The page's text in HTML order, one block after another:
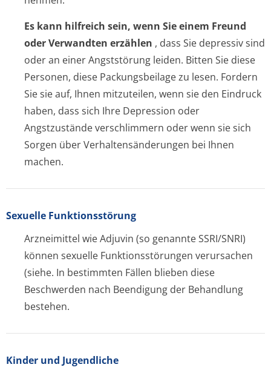
Es kann hilfreich sein, wenn Sie einem Freund
oder Verwandten erzählen , dass Sie depressiv sind
oder an einer Angststörung leiden. Bitten Sie diese
Personen, diese Packungsbeilage zu lesen. Fordern
Sie sie auf, Ihnen mitzuteilen, wenn sie den Eindruck
haben, dass sich Ihre Depression oder
Angstzustände verschlimmern oder wenn sie sich
Sorgen über Verhaltensände­rungen bei Ihnen
machen.
Sexuelle Funktionsstörung
Arzneimittel wie Adjuvin (so genannte SSRI/SNRI)
können sexuelle Funktionsstörungen verursachen
(siehe. In bestimmten Fällen blieben diese
Beschwerden nach Beendigung der Behandlung
bestehen.
Kinder und Jugendliche